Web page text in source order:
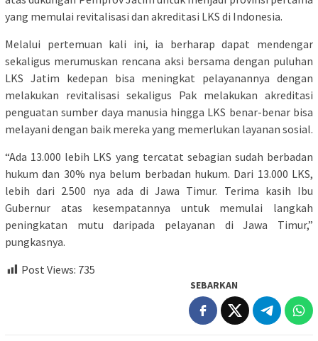
yang memulai revitalisasi dan akreditasi LKS di Indonesia.
Melalui pertemuan kali ini, ia berharap dapat mendengar
sekaligus merumuskan rencana aksi bersama dengan puluhan
LKS Jatim kedepan bisa meningkat pelayanannya dengan
melakukan revitalisasi sekaligus Pak melakukan akreditasi
penguatan sumber daya manusia hingga LKS benar-benar bisa
melayani dengan baik mereka yang memerlukan layanan sosial.
“Ada 13.000 lebih LKS yang tercatat sebagian sudah berbadan
hukum dan 30% nya belum berbadan hukum. Dari 13.000 LKS,
lebih dari 2.500 nya ada di Jawa Timur. Terima kasih Ibu
Gubernur atas kesempatannya untuk memulai langkah
peningkatan mutu daripada pelayanan di Jawa Timur,”
pungkasnya.
Post Views: 735
SEBARKAN